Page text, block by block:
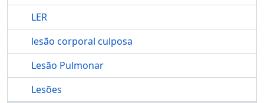
LER
lesão corporal culposa
Lesão Pulmonar
Lesões